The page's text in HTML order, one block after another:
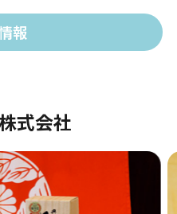
報
式会社